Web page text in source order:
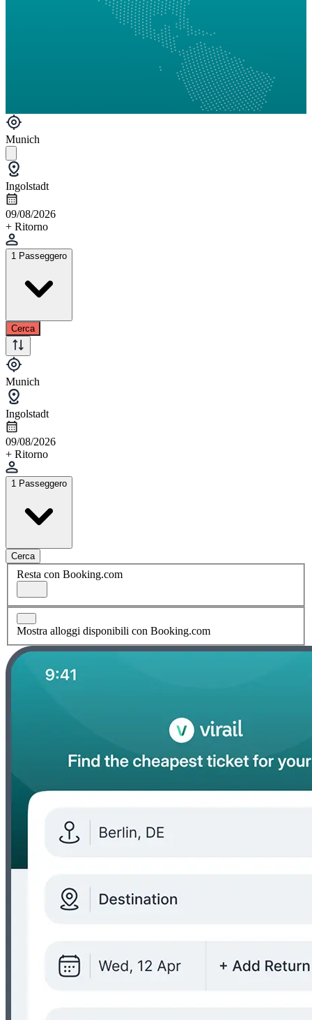
Munich
Ingolstadt
09/08/2026
+ Ritorno
1 Passeggero
Cerca
Munich
Ingolstadt
09/08/2026
+ Ritorno
1 Passeggero
Cerca
Resta con Booking.com
Mostra alloggi disponibili con Booking.com